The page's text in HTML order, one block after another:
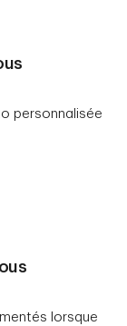
personnalisée
lorsque